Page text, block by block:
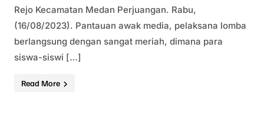
Rejo Kecamatan Medan Perjuangan. Rabu,
(16/08/2023). Pantauan awak media, pelaksana lomba
berlangsung dengan sangat meriah, dimana para
siswa-siswi […]
Read More